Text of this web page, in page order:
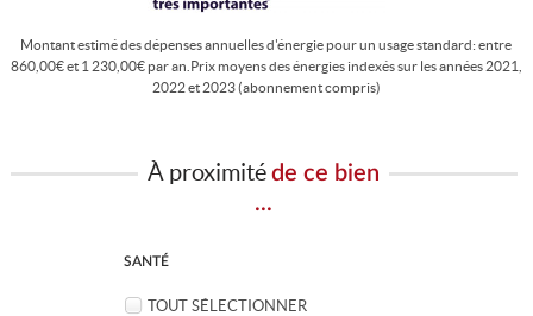
Montant estimé des dépenses annuelles d'énergie pour un usage standard: entre
860,00€ et 1 230,00€ par an.Prix moyens des énergies indexés sur les années 2021,
2022 et 2023 (abonnement compris)
À proximitéde ce bien
...
SANTÉ
TOUT SÉLECTIONNER